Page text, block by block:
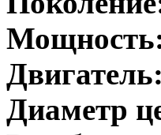
Двигатель:
Диаметр